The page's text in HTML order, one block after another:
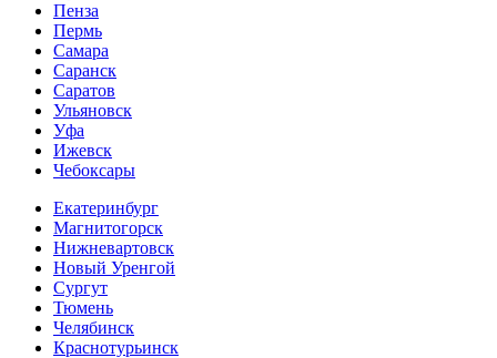
Пенза
Пермь
Самара
Саранск
Саратов
Ульяновск
Уфа
Ижевск
Чебоксары
Екатеринбург
Магнитогорск
Нижневартовск
Новый Уренгой
Сургут
Тюмень
Челябинск
Краснотурьинск